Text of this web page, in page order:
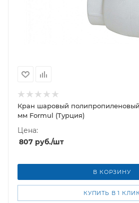
Кран шаровый полипропиленовый
мм Formul (Турция)
Цена:
807 руб./шт
В КОРЗИНУ
КУПИТЬ В 1